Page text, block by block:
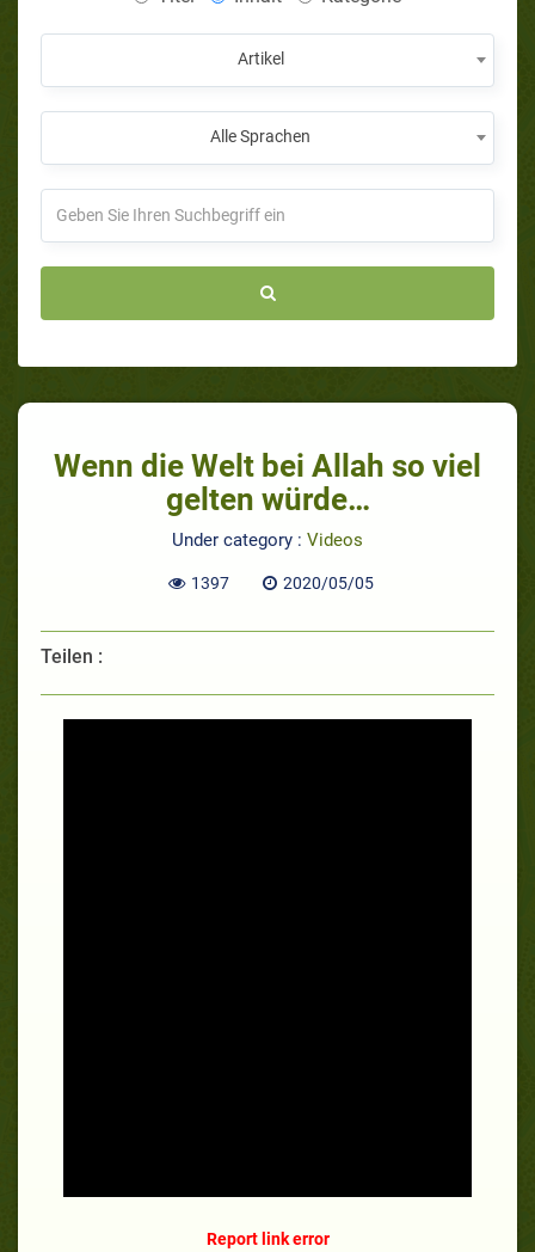
Artikel
Alle Sprachen
Wenn die Welt bei Allah so viel
gelten würde…
Under category : Videos
1397 2020/05/05
Teilen :
Report link error